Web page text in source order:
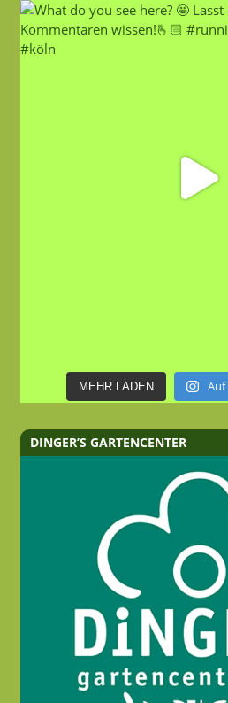
MEHR LADEN
DINGER’S GARTENCENTER